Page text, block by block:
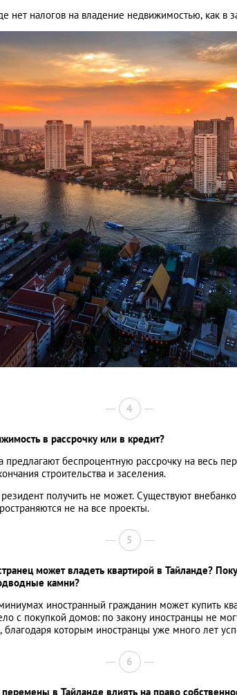
нет налогов на владение недвижимостью, как в
4
в рассрочку или в кредит?
предлагают беспроцентную рассрочку на весь
строительства и заселения.
получить не может. Существуют
не на все проекты.
5
может владеть квартирой в Тайланде?
камни?
иностранный гражданин может купить
с покупкой домов: по закону иностранцы не
которым иностранцы уже много лет
6
в Тайланде влиять на право